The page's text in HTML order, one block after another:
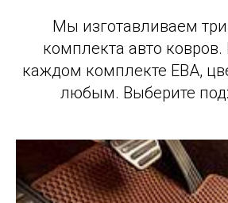
Мы изготавливаем
комплекта авто
каждом комплекте ЕВА,
любым. Выберите